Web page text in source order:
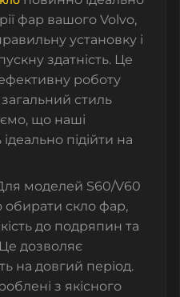
фар вашого Volvo,
установку і
здатність. Це
роботу
стиль
що наші
підійти на
моделей S60/V60
обирати скло фар,
до подряпин та
дозволяє
на довгий період.
з якісного